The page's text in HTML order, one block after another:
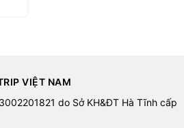
bề mặt giúp đem lại hiệu suất tối ưu.
khi nấu
VIỆT NAM
do Sở KH&ĐT Hà Tĩnh cấp